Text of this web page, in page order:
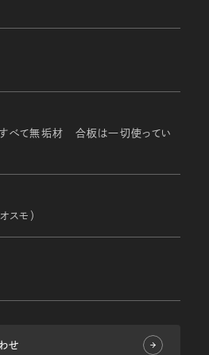
べて無垢材 合板は一切使ってい
スモ）
せ